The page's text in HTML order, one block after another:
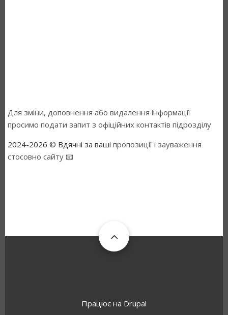
Для зміни, доповнення або видалення інформації
просимо подати запит з офіційних контактів підрозділу
2024-2026 © Вдячні за ваші пропозиції і зауваження
стосовно сайту 📧
Працює на Drupal